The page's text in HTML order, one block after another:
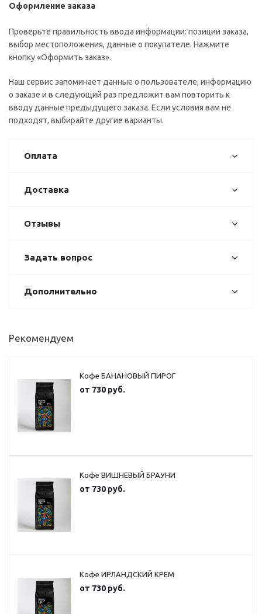
Оформление заказа
Проверьте правильность ввода информации: позиции заказа,
выбор местоположения, данные о покупателе. Нажмите
кнопку «Оформить заказ».
Наш сервис запоминает данные о пользователе, информацию
о заказе и в следующий раз предложит вам повторить к
вводу данные предыдущего заказа. Если условия вам не
подходят, выбирайте другие варианты.
Оплата
Доставка
Отзывы
Задать вопрос
Дополнительно
Рекомендуем
Кофе БАНАНОВЫЙ ПИРОГ
от 730 руб.
Кофе ВИШНЕВЫЙ БРАУНИ
от 730 руб.
Кофе ИРЛАНДСКИЙ КРЕМ
от 730 руб.